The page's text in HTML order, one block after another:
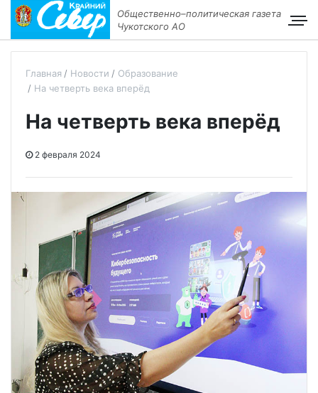
Общественно–политическая газета
Чукотского АО
Главная Новости
Образование
На четверть века вперёд
На четверть века вперёд
2 февраля 2024